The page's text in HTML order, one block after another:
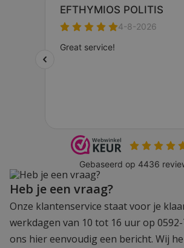
Heb je een vraag?
Onze klantenservice staat voor je
werkdagen van 10 tot 16 uur op
ons hier eenvoudig een bericht. Wij